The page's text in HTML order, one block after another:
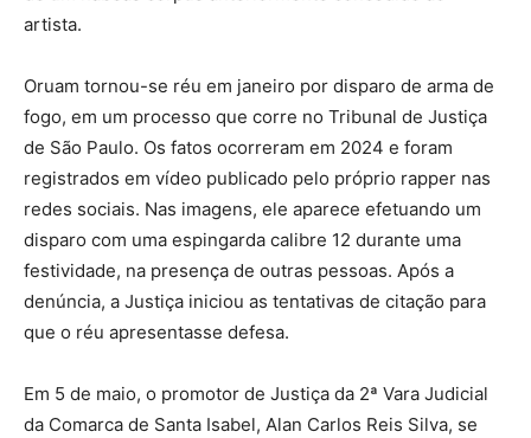
artista.
Oruam tornou-se réu em janeiro por disparo de arma de
fogo, em um processo que corre no Tribunal de Justiça
de São Paulo. Os fatos ocorreram em 2024 e foram
registrados em vídeo publicado pelo próprio rapper nas
redes sociais. Nas imagens, ele aparece efetuando um
disparo com uma espingarda calibre 12 durante uma
festividade, na presença de outras pessoas. Após a
denúncia, a Justiça iniciou as tentativas de citação para
que o réu apresentasse defesa.
Em 5 de maio, o promotor de Justiça da 2ª Vara Judicial
da Comarca de Santa Isabel, Alan Carlos Reis Silva, se